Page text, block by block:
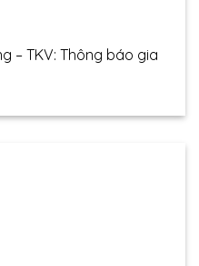
– TKV: Thông báo gia